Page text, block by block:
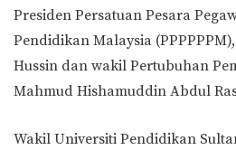
Presiden Persatuan Pesara
Pendidikan Malaysia
Hussin dan wakil Pertubuhan
Mahmud Hishamuddin Abdul
Wakil Universiti Pendidikan